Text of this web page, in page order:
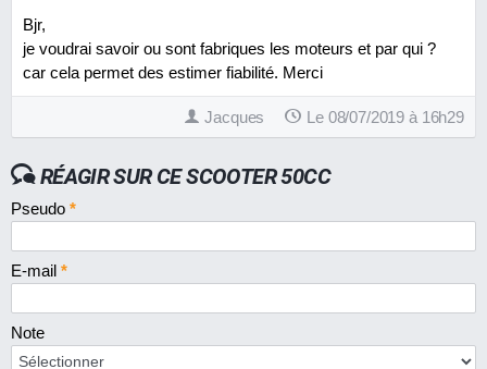
Bjr,
je voudrai savoir ou sont fabriques les moteurs et par qui ?
car cela permet des estimer fiabilité. Merci
Jacques Le 08/07/2019 à 16h29
RÉAGIR SUR CE SCOOTER 50CC
Pseudo *
E-mail *
Note